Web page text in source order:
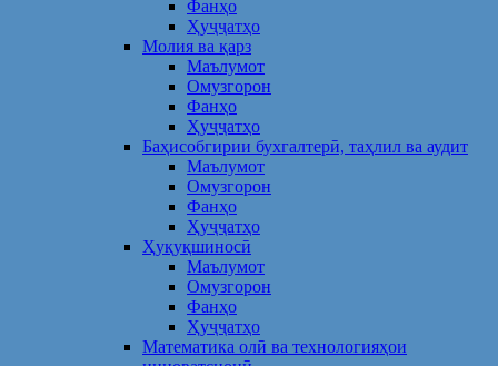
Фанҳо
Ҳуҷҷатҳо
Молия ва қарз
Маълумот
Омузгорон
Фанҳо
Ҳуҷҷатҳо
Баҳисобгирии бухгалтерӣ, таҳлил ва аудит
Маълумот
Омузгорон
Фанҳо
Ҳуҷҷатҳо
Ҳуқуқшиносӣ
Маълумот
Омузгорон
Фанҳо
Ҳуҷҷатҳо
Математика олӣ ва технологияҳои